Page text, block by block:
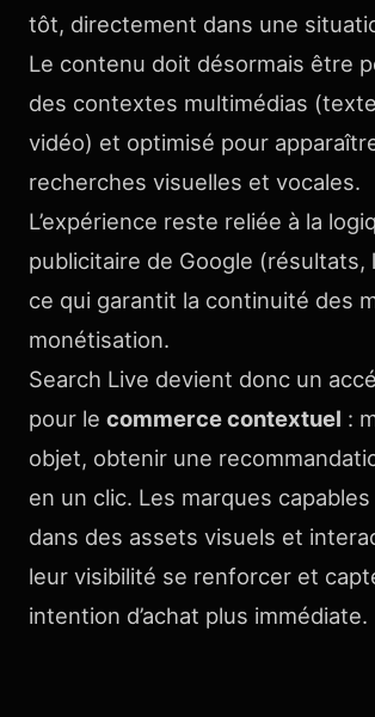
tôt, directement dans une
Le contenu doit désormais être
des contextes multimédias
vidéo) et optimisé pour
recherches visuelles et vocales.
L’expérience reste reliée à la
publicitaire de Google (résultats,
ce qui garantit la continuité des
monétisation.
Search Live devient donc un
pour le commerce contextuel :
objet, obtenir une
en un clic. Les marques capables
dans des assets visuels et
leur visibilité se renforcer et
intention d’achat plus immédiate.